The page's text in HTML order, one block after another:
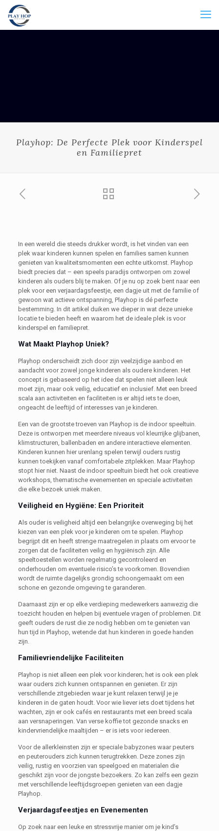
Playhop: De Perfecte Plek voor Kinderspel
en Familiepret
In een wereld die steeds drukker wordt, is het vinden van een
plek waar kinderen kunnen spelen en families samen kunnen
genieten van kwaliteitsmomenten een echte uitkomst. Playhop
biedt precies dat – een speels paradijs ontworpen om zowel
kinderen als ouders blij te maken. Of je nu op zoek bent naar een
plek voor een verjaardagsfeestje, een dagje uit met de familie of
gewoon wat actieve ontspanning, Playhop is dé perfecte
bestemming. In dit artikel duiken we dieper in wat deze unieke
locatie te bieden heeft en waarom het de ideale plek is voor
kinderspel en familiepret.
Wat Maakt Playhop Uniek?
Playhop onderscheidt zich door zijn veelzijdige aanbod en
aandacht voor zowel jonge kinderen als oudere kinderen. Het
concept is gebaseerd op het idee dat spelen niet alleen leuk
moet zijn, maar ook veilig, educatief en inclusief. Met een breed
scala aan activiteiten en faciliteiten is er altijd iets te doen,
ongeacht de leeftijd of interesses van je kinderen.
Een van de grootste troeven van Playhop is de indoor speeltuin.
Deze is ontworpen met meerdere niveaus vol kleurrijke glijbanen,
klimstructuren, ballenbaden en andere interactieve elementen.
Kinderen kunnen hier urenlang spelen terwijl ouders rustig
kunnen toekijken vanaf comfortabele zitplekken. Maar Playhop
stopt hier niet. Naast de indoor speeltuin biedt het ook creatieve
workshops, thematische evenementen en speciale activiteiten
die elke bezoek uniek maken.
Veiligheid en Hygiëne: Een Prioriteit
Als ouder is veiligheid altijd een belangrijke overweging bij het
kiezen van een plek voor je kinderen om te spelen. Playhop
begrijpt dit en heeft strenge maatregelen in plaats om ervoor te
zorgen dat de faciliteiten veilig en hygiënisch zijn. Alle
speeltoestellen worden regelmatig gecontroleerd en
onderhouden om eventuele risico’s te voorkomen. Bovendien
wordt de ruimte dagelijks grondig schoongemaakt om een
schone en gezonde omgeving te garanderen.
Daarnaast zijn er op elke verdieping medewerkers aanwezig die
toezicht houden en helpen bij eventuele vragen of problemen. Dit
geeft ouders de rust die ze nodig hebben om te genieten van
hun tijd in Playhop, wetende dat hun kinderen in goede handen
zijn.
Familievriendelijke Faciliteiten
Playhop is niet alleen een plek voor kinderen; het is ook een plek
waar ouders zich kunnen ontspannen en genieten. Er zijn
verschillende zitgebieden waar je kunt relaxen terwijl je je
kinderen in de gaten houdt. Voor wie liever iets doet tijdens het
wachten, zijn er ook cafés en restaurants met een breed scala
aan versnaperingen. Van verse koffie tot gezonde snacks en
kindervriendelijke maaltijden – er is iets voor iedereen.
Voor de allerkleinsten zijn er speciale babyzones waar peuters
en peuterouders zich kunnen terugtrekken. Deze zones zijn
veilig, rustig en voorzien van speelgoed en materialen die
geschikt zijn voor de jongste bezoekers. Zo kan zelfs een gezin
met verschillende leeftijdsgroepen genieten van een dagje
Playhop.
Verjaardagsfeestjes en Evenementen
Op zoek naar een leuke en stressvrije manier om je kind’s